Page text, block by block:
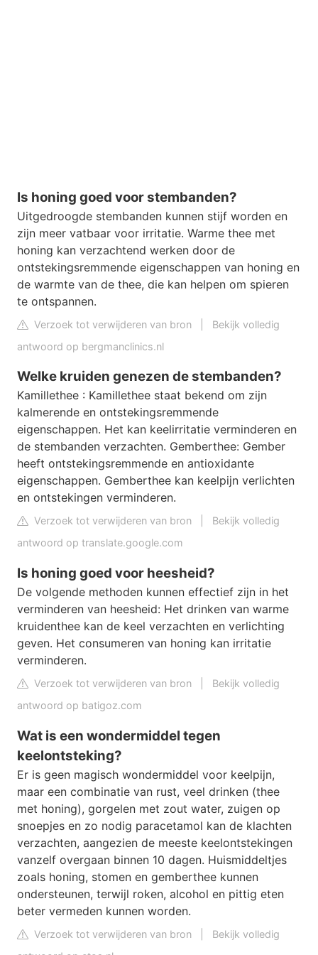
Is honing goed voor stembanden?
Uitgedroogde stembanden kunnen stijf worden en
zijn meer vatbaar voor irritatie. Warme thee met
honing kan verzachtend werken door de
ontstekingsremmende eigenschappen van honing en
de warmte van de thee, die kan helpen om spieren
te ontspannen.
Verzoek tot verwijderen van bron
Bekijk volledig
antwoord op bergmanclinics.nl
Welke kruiden genezen de stembanden?
Kamillethee : Kamillethee staat bekend om zijn
kalmerende en ontstekingsremmende
eigenschappen. Het kan keelirritatie verminderen en
de stembanden verzachten. Gemberthee: Gember
heeft ontstekingsremmende en antioxidante
eigenschappen. Gemberthee kan keelpijn verlichten
en ontstekingen verminderen.
Verzoek tot verwijderen van bron
Bekijk volledig
antwoord op translate.google.com
Is honing goed voor heesheid?
De volgende methoden kunnen effectief zijn in het
verminderen van heesheid: Het drinken van warme
kruidenthee kan de keel verzachten en verlichting
geven. Het consumeren van honing kan irritatie
verminderen.
Verzoek tot verwijderen van bron
Bekijk volledig
antwoord op batigoz.com
Wat is een wondermiddel tegen
keelontsteking?
Er is geen magisch wondermiddel voor keelpijn,
maar een combinatie van rust, veel drinken (thee
met honing), gorgelen met zout water, zuigen op
snoepjes en zo nodig paracetamol kan de klachten
verzachten, aangezien de meeste keelontstekingen
vanzelf overgaan binnen 10 dagen. Huismiddeltjes
zoals honing, stomen en gemberthee kunnen
ondersteunen, terwijl roken, alcohol en pittig eten
beter vermeden kunnen worden.
Verzoek tot verwijderen van bron
Bekijk volledig